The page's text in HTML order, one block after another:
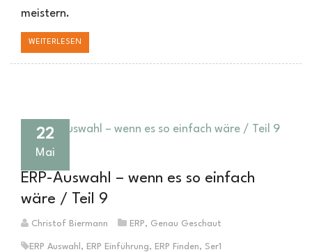
meistern.
WEITERLESEN
22
Mai
ERP-Auswahl – wenn es so einfach
wäre / Teil 9
Christof Biermann ERP, Genau Geschaut
ERP Auswahl , ERP Einführung, ERP Finden, Ser1